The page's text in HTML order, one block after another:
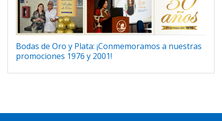
Bodas de Oro y Plata: ¡Conmemoramos a nuestras
promociones 1976 y 2001!